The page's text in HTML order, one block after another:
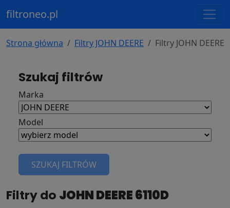
filtroneo.pl
Strona główna Filtry JOHN DEERE Filtry JOHN DEERE
Szukaj filtrów
Marka
Model
SZUKAJ FILTRÓW
Filtry do JOHN DEERE 6110D